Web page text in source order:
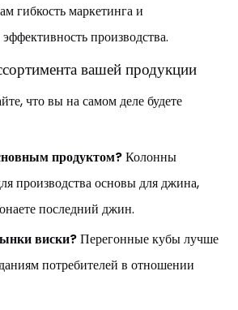
гибкость маркетинга и
производства.
вашей продукции
что вы на самом деле будете
продуктом?Колонны
производства основы для джина,
последний джин.
виски?Перегонные кубы лучше
потребителей в отношении